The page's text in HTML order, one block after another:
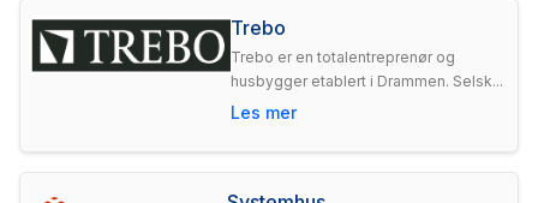
Trebo
Trebo er en totalentreprenør og
husbygger etablert i Drammen. Selsk...
Les mer